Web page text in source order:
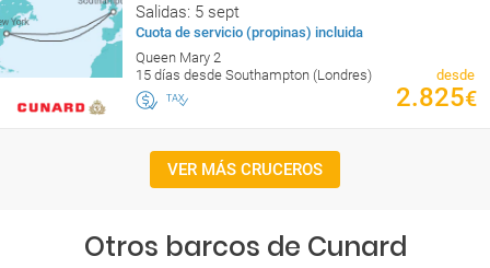
Salidas: 5 sept
Cuota de servicio (propinas) incluida
Queen Mary 2
15 días desde Southampton (Londres)
desde
2.825€
VER MÁS CRUCEROS
Otros barcos de Cunard